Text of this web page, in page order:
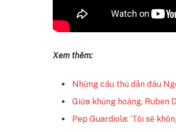
Xem thêm:
Những cầu thủ dẫn đầu
Giữa khủng hoảng, Ruben
Pep Guardiola: ‘Tôi sẽ